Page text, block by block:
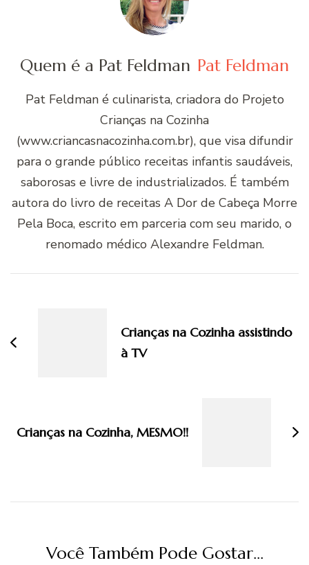
Quem é a Pat Feldman Pat Feldman
Pat Feldman é culinarista, criadora do Projeto
Crianças na Cozinha
(www.criancasnacozinha.com.br), que visa difundir
para o grande público receitas infantis saudáveis,
saborosas e livre de industrializados. É também
autora do livro de receitas A Dor de Cabeça Morre
Pela Boca, escrito em parceria com seu marido, o
renomado médico Alexandre Feldman.
Crianças na Cozinha assistindo
à TV
Crianças na Cozinha, MESMO!!
Você Também Pode Gostar...